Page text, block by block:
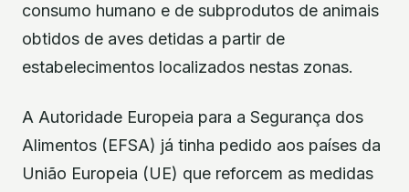
consumo humano e de subprodutos de animais
obtidos de aves detidas a partir de
estabelecimentos localizados nestas zonas.
A Autoridade Europeia para a Segurança dos
Alimentos (EFSA) já tinha pedido aos países da
União Europeia (UE) que reforcem as medidas